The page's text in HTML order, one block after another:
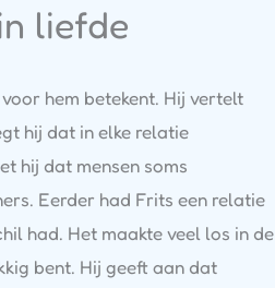
liefde
hem betekent. Hij vertelt
hij dat in elke relatie
hij dat mensen soms
Eerder had Frits een relatie
had. Het maakte veel los in de
bent. Hij geeft aan dat